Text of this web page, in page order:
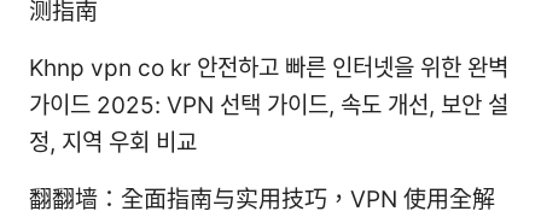
测指南
Khnp vpn co kr 안전하고 빠른 인터넷을 위한 완벽
가이드 2025: VPN 선택 가이드, 속도 개선, 보안 설
정, 지역 우회 비교
翻翻墙：全面指南与实用技巧，VPN 使用全解